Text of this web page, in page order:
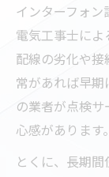
インターフォ
電気工事士によ
配線の劣化や
常があれば早
の業者が点検
心感があります。
とくに、長期